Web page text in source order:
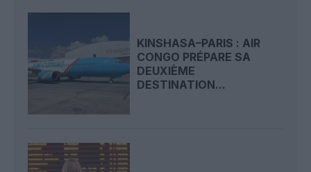
KINSHASA–PARIS : AIR
CONGO PRÉPARE SA
DEUXIÈME
DESTINATION...